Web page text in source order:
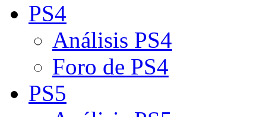
PS4
Análisis PS4
Foro de PS4
PS5